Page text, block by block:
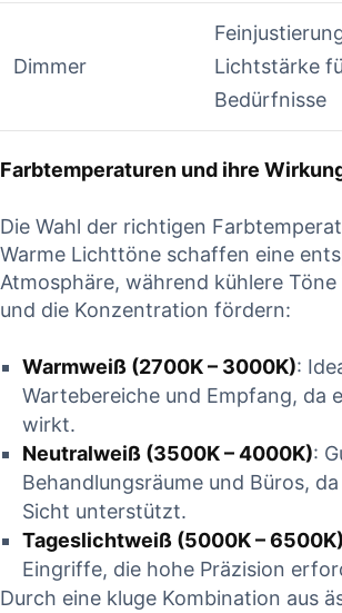
Dimmer
Lichtstärke
Bedürfnisse
Farbtemperaturen und ihre
Die Wahl der richtigen
Warme Lichttöne schaffen eine
Atmosphäre, während kühlere
und die Konzentration fördern:
Warmweiß (2700K – 3000K):
Wartebereiche und Empfang, da
wirkt.
Neutralweiß (3500K – 4000K):
Behandlungsräume und Büros,
Sicht unterstützt.
Tageslichtweiß (5000K – 6500K)
Eingriffe, die hohe Präzision
Durch eine kluge Kombination aus